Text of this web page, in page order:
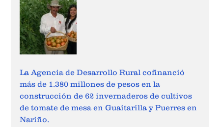
La Agencia de Desarrollo Rural cofinanció
más de 1.380 millones de pesos en la
construcción de 62 invernaderos de cultivos
de tomate de mesa en Guaitarilla y Puerres en
Nariño.